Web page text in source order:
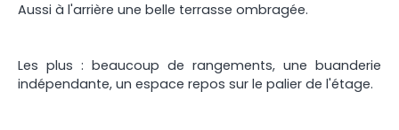
Aussi à l'arrière une belle terrasse ombragée.
Les plus : beaucoup de rangements, une buanderie
indépendante, un espace repos sur le palier de l'étage.